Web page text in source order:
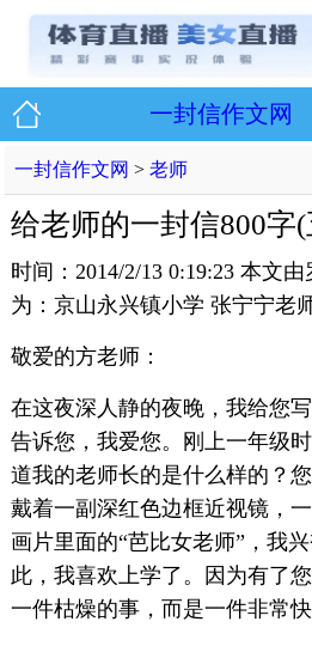
一封信作文网
一封信作文网 >老师
给老师的一封信800字
时间：2014/2/13 0:19:23 本文
为：京山永兴镇小学 张宁宁老
敬爱的方老师：
在这夜深人静的夜晚，我给您
告诉您，我爱您。刚上一年级
道我的老师长的是什么样的？
戴着一副深红色边框近视镜，
画片里面的“芭比女老师”，我
此，我喜欢上学了。因为有了
一件枯燥的事，而是一件非常快